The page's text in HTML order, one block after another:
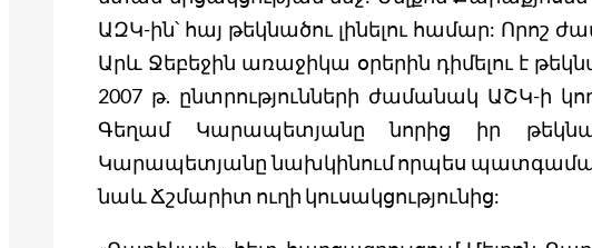
ԱԶԿ-ին՝ հայ թեկնածու լինելու համար:
Արև Ջեբեջին առաջիկա օրերին դիմելու է
2007 թ. ընտրությունների ժամանակ ԱՇԿ-ի
Գեղամ Կարապետյանը նորից իր
Կարապետյանը նախկինում որպես
նաև Ճշմարիտ ուղի կուսակցությունից: